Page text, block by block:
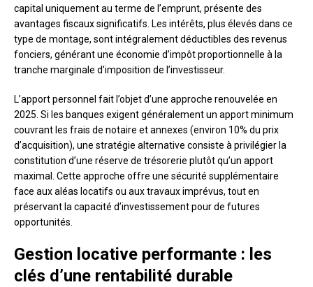
capital uniquement au terme de l’emprunt, présente des
avantages fiscaux significatifs. Les intérêts, plus élevés dans ce
type de montage, sont intégralement déductibles des revenus
fonciers, générant une économie d’impôt proportionnelle à la
tranche marginale d’imposition de l’investisseur.
L’apport personnel fait l’objet d’une approche renouvelée en
2025. Si les banques exigent généralement un apport minimum
couvrant les frais de notaire et annexes (environ 10% du prix
d’acquisition), une stratégie alternative consiste à privilégier la
constitution d’une réserve de trésorerie plutôt qu’un apport
maximal. Cette approche offre une sécurité supplémentaire
face aux aléas locatifs ou aux travaux imprévus, tout en
préservant la capacité d’investissement pour de futures
opportunités.
Gestion locative performante : les
clés d’une rentabilité durable